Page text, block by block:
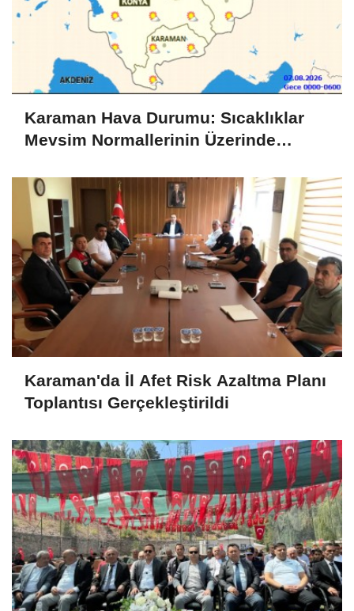
Karaman Hava Durumu: Sıcaklıklar
Mevsim Normallerinin Üzerinde
Karaman'da İl Afet Risk Azaltma Planı
Toplantısı Gerçekleştirildi